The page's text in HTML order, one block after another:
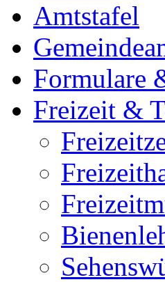
Amtstafel
Formulare
Freizeit &